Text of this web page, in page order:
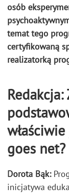
osób
temat tego
certyfikowaną
realizatorką
goes net?
Dorota Bąk:
inicjatywa